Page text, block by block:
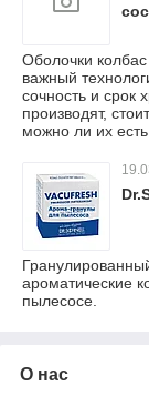
Оболочки
важный
сочность и срок
производят,
можно ли их есть
ароматические
пылесосе.
О нас